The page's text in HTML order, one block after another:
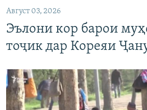
Август 03, 2026
Эълони кор барои
тоҷик дар Кореяи